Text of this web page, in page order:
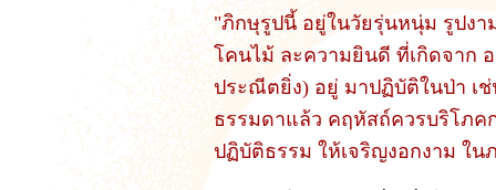
"ภิกษุรูปนี้ อยู่ในวัยรุ่นหนุ่ม รูปง
โคนไม้ ละความยินดี ที่เกิดจาก
ประณีตยิ่ง) อยู่ มาปฏิบัติในป่า เ
ธรรมดาแล้ว คฤหัสถ์ควรบริโภ
ปฏิบัติธรรม ให้เจริญงอกงาม ใน